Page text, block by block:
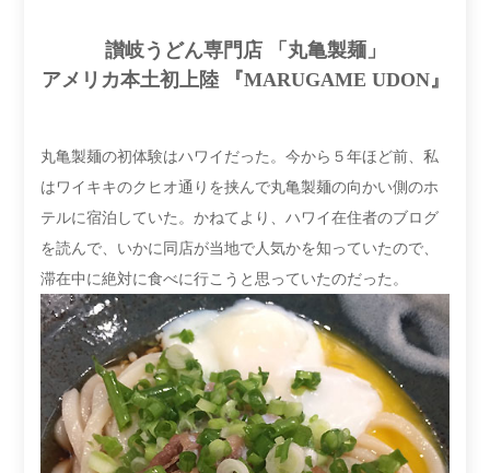
讃岐うどん専門店 「丸亀製麺」
アメリカ本土初上陸 『MARUGAME UDON』
丸亀製麺の初体験はハワイだった。今から５年ほど前、私
はワイキキのクヒオ通りを挟んで丸亀製麺の向かい側のホ
テルに宿泊していた。かねてより、ハワイ在住者のブログ
を読んで、いかに同店が当地で人気かを知っていたので、
滞在中に絶対に食べに行こうと思っていたのだった。